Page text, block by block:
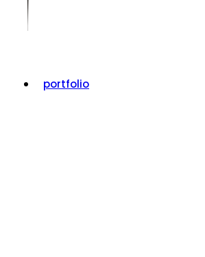
portfolio